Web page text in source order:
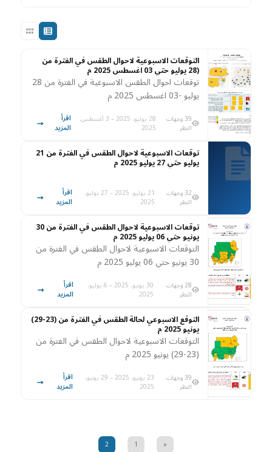
التوقعات الاسبوعية لاحوال الطقس في الفترة من
(28 يوليو حتي 03 اغسطس 2025 م
توقعات احوال الطقس الاسبوعية في الفترة من 28
يوليو -03 اغسطس 2025 م
39 وجهات
النظر
28 يوليو، 2025 – 3 أغسطس،
2025
اقرأ
المزيد
توقعات الاسبوعية لاحوال الطقس في الفترة من 21
يوليو حتي 27 يوليو 2025 م
32 وجهات
النظر
21 يوليو، 2025 – 27 يوليو،
2025
اقرأ
المزيد
توقعات الاسبوعية لاحوال الطقس في الفترة من 30
يونيو حتي 06 يوليو 2025 م
التوقعات الاسبوعية لاحوال الطقس في الفترة من
30 يونيو حتي 06 يوليو 2025 م
28 وجهات
النظر
30 يونيو، 2025 – 6 يوليو،
2025
اقرأ
المزيد
التوقع الاسبوعي لحالة الطقس في الفترة من (23-29)
يونيو 2025 م
التوقعات الاسبوعية لاحوال الطقس في الفترة من
(23-29) يونيو 2025 م
39 وجهات
النظر
23 يونيو، 2025 – 29 يونيو،
2025
اقرأ
المزيد
«
1
2